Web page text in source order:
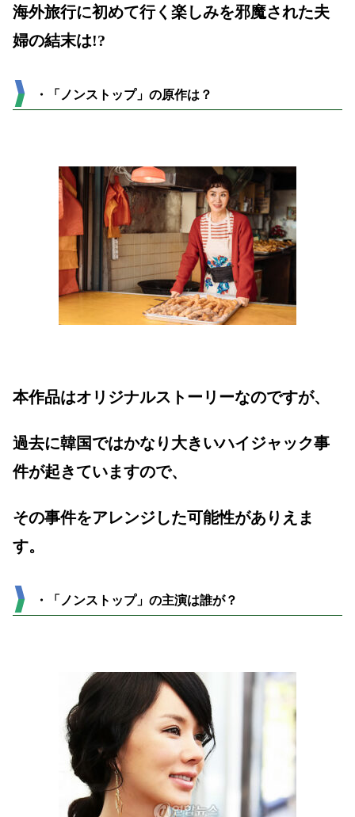
海外旅行に初めて行く楽しみを邪魔された夫
婦の結末は!?
・「ノンストップ」の原作は？
本作品はオリジナルストーリーなのですが、
過去に韓国ではかなり大きいハイジャック事
件が起きていますので、
その事件をアレンジした可能性がありえま
す。
・「ノンストップ」の主演は誰が？